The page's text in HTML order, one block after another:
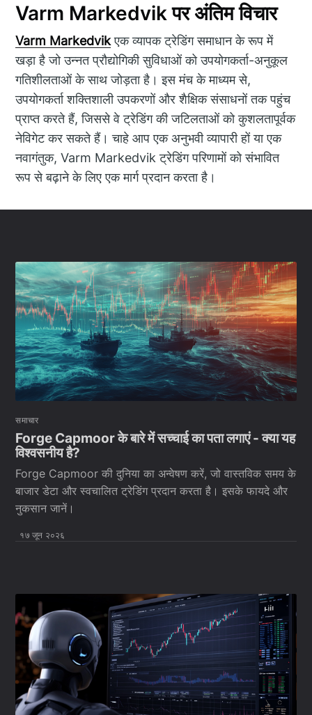
Varm Markedvik पर अंतिम विचार
Varm Markedvikएक व्यापक ट्रेडिंग समाधान के रूप में
खड़ा है जो उन्नत प्रौद्योगिकी सुविधाओं को उपयोगकर्ता-अनुकूल
गतिशीलताओं के साथ जोड़ता है। इस मंच के माध्यम से,
उपयोगकर्ता शक्तिशाली उपकरणों और शैक्षिक संसाधनों तक पहुंच
प्राप्त करते हैं, जिससे वे ट्रेडिंग की जटिलताओं को कुशलतापूर्वक
नेविगेट कर सकते हैं। चाहे आप एक अनुभवी व्यापारी हों या एक
नवागंतुक, Varm Markedvik ट्रेडिंग परिणामों को संभावित
रूप से बढ़ाने के लिए एक मार्ग प्रदान करता है।
समाचार
Forge Capmoor के बारे में सच्चाई का पता लगाएं - क्या यह
विश्वसनीय है?
Forge Capmoor की दुनिया का अन्वेषण करें, जो वास्तविक समय के
बाजार डेटा और स्वचालित ट्रेडिंग प्रदान करता है। इसके फायदे और
नुकसान जानें।
१७ जून २०२६